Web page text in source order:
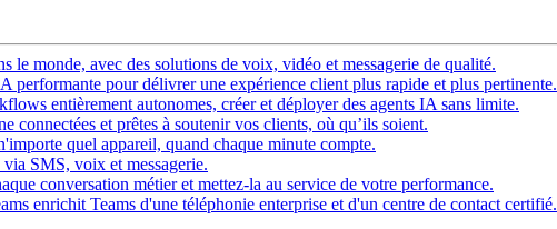
le monde, avec des solutions de voix, vidéo et messagerie de qualité.
performante pour délivrer une expérience client plus rapide et plus pertinente.
entièrement autonomes, créer et déployer des agents IA sans limite.
connectées et prêtes à soutenir vos clients, où qu’ils soient.
quel appareil, quand chaque minute compte.
SMS, voix et messagerie.
conversation métier et mettez-la au service de votre performance.
enrichit Teams d'une téléphonie enterprise et d'un centre de contact certifié.